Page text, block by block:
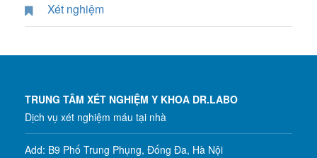
Xét nghiệm
TRUNG TÂM XÉT NGHIỆM Y KHOA DR.LABO
Dịch vụ xét nghiệm máu tại nhà
Add: B9 Phố Trung Phụng, Đống Đa, Hà Nội